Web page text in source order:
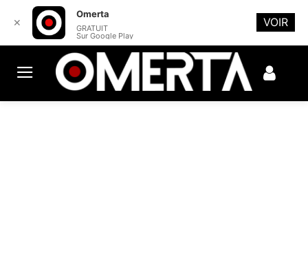
✕
Omerta
GRATUIT
Sur Google Play
VOIR